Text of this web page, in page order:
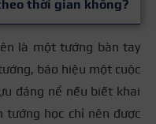
nhân tướng học.
cả ba đường chỉ
biệt nhau ngay từ
thời gian không?
chúng ta không phải
của ba đường chính
độ đậm nhạt, độ sâu
đổi theo thời gian. Sự
là một tướng bàn tay
báo hiệu một cuộc
đáng nể nếu biết khai
tướng học chỉ nên được